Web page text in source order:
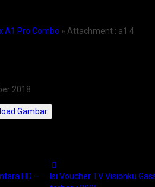
A1 Pro Combo » Attachment : a1 4
2018
Gambar
HD –
Isi Voucher TV Visionku